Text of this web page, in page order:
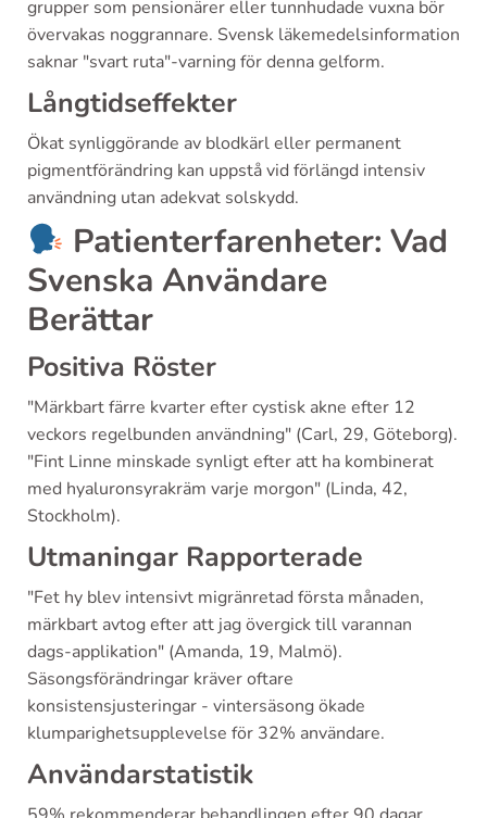
grupper som pensionärer eller tunnhudade vuxna bör
övervakas noggrannare. Svensk läkemedelsinformation
saknar "svart ruta"-varning för denna gelform.
Långtidseffekter
Ökat synliggörande av blodkärl eller permanent
pigmentförändring kan uppstå vid förlängd intensiv
användning utan adekvat solskydd.
Patienterfarenheter: Vad
Svenska Användare
Berättar
Positiva Röster
"Märkbart färre kvarter efter cystisk akne efter 12
veckors regelbunden användning" (Carl, 29, Göteborg).
"Fint Linne minskade synligt efter att ha kombinerat
med hyaluronsyrakräm varje morgon" (Linda, 42,
Stockholm).
Utmaningar Rapporterade
"Fet hy blev intensivt migränretad första månaden,
märkbart avtog efter att jag övergick till varannan
dags-applikation" (Amanda, 19, Malmö).
Säsongsförändringar kräver oftare
konsistensjusteringar - vintersäsong ökade
klumparighetsupplevelse för 32% användare.
Användarstatistik